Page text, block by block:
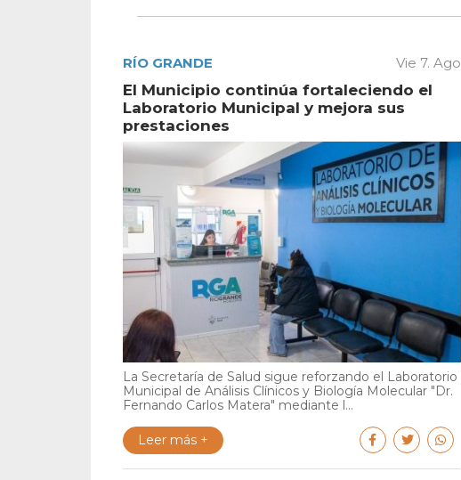
RÍO GRANDE Vie 7. Ago
El Municipio continúa fortaleciendo el
Laboratorio Municipal y mejora sus
prestaciones
La Secretaría de Salud sigue reforzando el Laboratorio
Municipal de Análisis Clínicos y Biología Molecular "Dr.
Fernando Carlos Matera" mediante l...
Leer más +